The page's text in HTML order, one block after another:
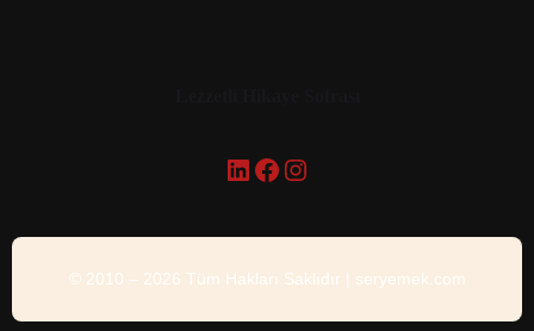
LinkedIn Facebook Instagram
© 2010 – 2026 Tüm Hakları Saklıdır | seryemek.com